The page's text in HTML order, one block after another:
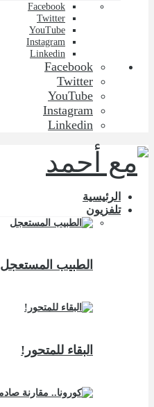
Facebook
Twitter
YouTube
Instagram
Linkedin
Facebook
Twitter
YouTube
Instagram
Linkedin
الرئيسية
تلفزيون
الطبيب المستعجل
البقاء للمتحور!